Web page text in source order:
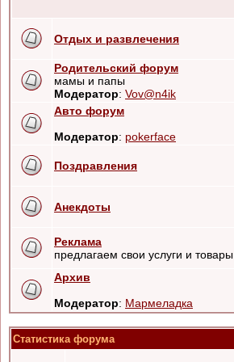
Отдых и развлечения
Родительский форум
мамы и папы
Модератор: Vov@n4ik
Авто форум
Модератор: pokerface
Поздравления
Анекдоты
Реклама
предлагаем свои услуги и товары
Архив
Модератор: Мармеладка
Статистика форума